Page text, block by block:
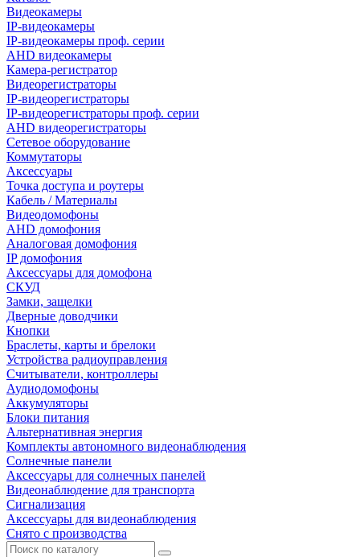
Видеокамеры
IP-видеокамеры
IP-видеокамеры проф. серии
AHD видеокамеры
Камера-регистратор
Видеорегистраторы
IP-видеорегистраторы
IP-видеорегистраторы проф. серии
AHD видеорегистраторы
Сетевое оборудование
Коммутаторы
Аксессуары
Точка доступа и роутеры
Кабель / Материалы
Видеодомофоны
AHD домофония
Аналоговая домофония
IP домофония
Аксессуары для домофона
СКУД
Замки, защелки
Дверные доводчики
Кнопки
Браслеты, карты и брелоки
Устройства радиоуправления
Считыватели, контроллеры
Аудиодомофоны
Аккумуляторы
Блоки питания
Альтернативная энергия
Комплекты автономного видеонаблюдения
Солнечные панели
Аксессуары для солнечных панелей
Видеонаблюдение для транспорта
Сигнализация
Аксессуары для видеонаблюдения
Снято с производства